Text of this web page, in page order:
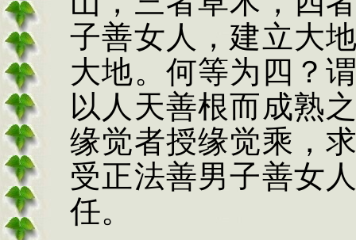
子善女人，建立大
大地。何等为四？
以人天善根而成熟
缘觉者授缘觉乘，
受正法善男子善女
任。